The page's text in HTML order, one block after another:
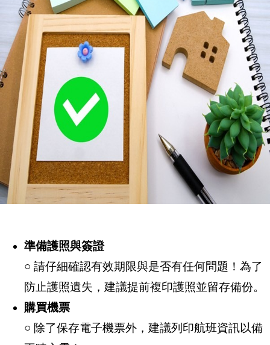
準備護照與簽證
○ 請仔細確認有效期限與是否有任何問題！為了
防止護照遺失，建議提前複印護照並留存備份。
購買機票
○ 除了保存電子機票外，建議列印航班資訊以備